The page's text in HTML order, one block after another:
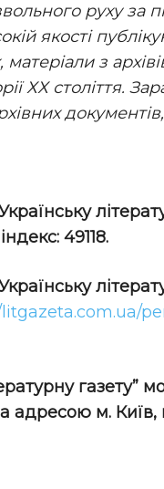
руху за
якості
з
ХХ століття.
49118.
адресою м. Київ,